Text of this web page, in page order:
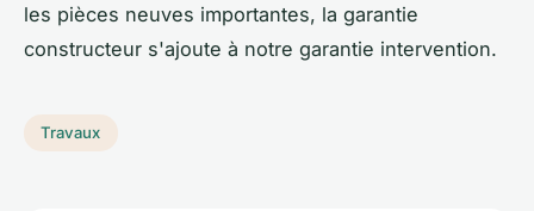
les pièces neuves importantes, la garantie
constructeur s'ajoute à notre garantie intervention.
Travaux